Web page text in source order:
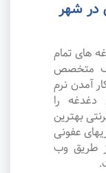
در شهر
های تمام
متخصص
آمدن نرم
دغدغه را
بهترین
عفونی
طریق وب